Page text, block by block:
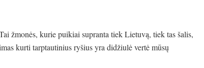
žmonės, kurie puikiai supranta tiek Lietuvą, tiek tas šalis,
kurti tarptautinius ryšius yra didžiulė vertė mūsų